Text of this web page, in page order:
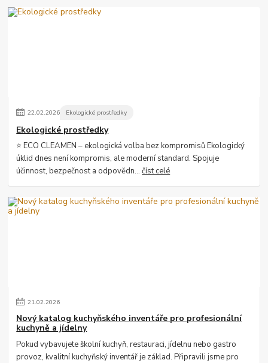
22.02.2026 Ekologické prostředky
Ekologické prostředky
⭐ ECO CLEAMEN – ekologická volba bez kompromisů Ekologický
úklid dnes není kompromis, ale moderní standard. Spojuje
účinnost, bezpečnost a odpovědn...číst celé
21.02.2026
Nový katalog kuchyňského inventáře pro profesionální
kuchyně a jídelny
Pokud vybavujete školní kuchyň, restauraci, jídelnu nebo gastro
provoz, kvalitní kuchyňský inventář je základ. Připravili jsme pro